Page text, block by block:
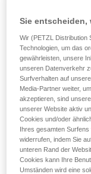
Vorgang
Wir
noch
F = 9 kN
Sturzzahl vor dem
PASO 7,7 mmim
F = 8,5 kN
Sturzzahl vor dem
Sie entscheiden,
Wir (PETZL Distribution
Technologien, um das
gewährleisten, unsere
unseren Datenverkehr
Surfverhalten auf
Media-Partner weiter,
akzeptieren, sind
unserer Website aktiv
Cookies und/oder
Ihres gesamten
widerrufen, indem Sie
unteren Rand der
Cookies kann Ihre
Umständen wird eine